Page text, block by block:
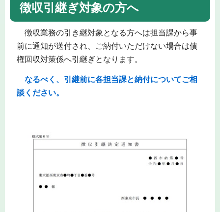
徴収引継ぎ対象の方へ
徴収業務の引き継対象となる方へは担当課から事
前に通知が送付され、ご納付いただけない場合は債
権回収対策係へ引継ぎとなります。
なるべく、引継前に各担当課と納付についてご相
談ください。